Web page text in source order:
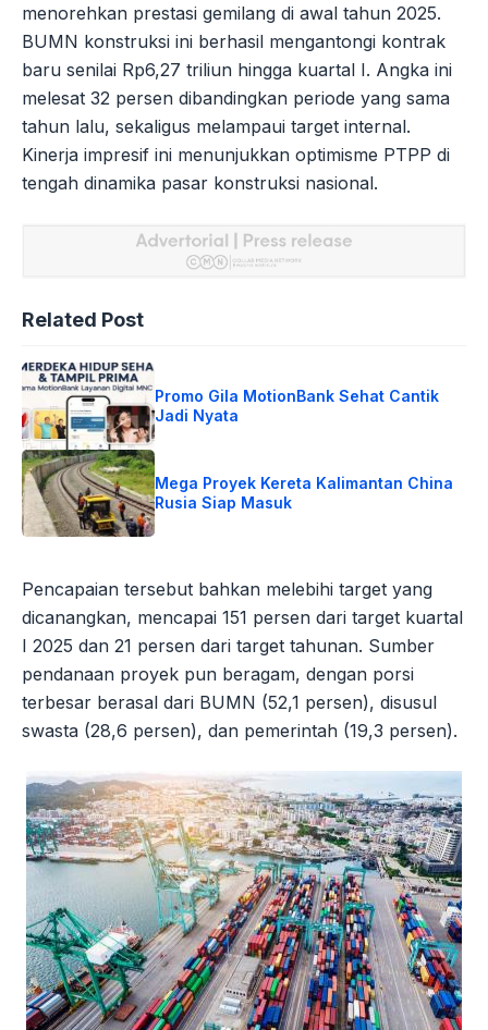
menorehkan prestasi gemilang di awal tahun 2025.
BUMN konstruksi ini berhasil mengantongi kontrak
baru senilai Rp6,27 triliun hingga kuartal I. Angka ini
melesat 32 persen dibandingkan periode yang sama
tahun lalu, sekaligus melampaui target internal.
Kinerja impresif ini menunjukkan optimisme PTPP di
tengah dinamika pasar konstruksi nasional.
Related Post
Promo Gila MotionBank Sehat Cantik
Jadi Nyata
Mega Proyek Kereta Kalimantan China
Rusia Siap Masuk
Pencapaian tersebut bahkan melebihi target yang
dicanangkan, mencapai 151 persen dari target kuartal
I 2025 dan 21 persen dari target tahunan. Sumber
pendanaan proyek pun beragam, dengan porsi
terbesar berasal dari BUMN (52,1 persen), disusul
swasta (28,6 persen), dan pemerintah (19,3 persen).